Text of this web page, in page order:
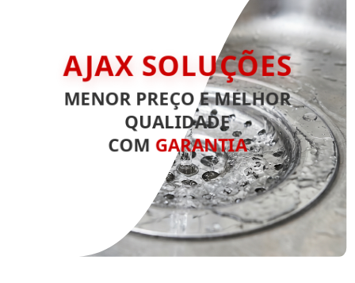
AJAX SOLUÇÕES
MENOR PREÇO E MELHOR
QUALIDADE
COM GARANTIA